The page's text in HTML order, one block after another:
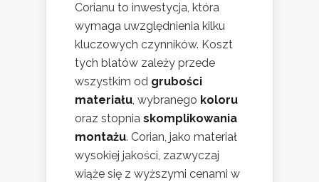
Corianu to inwestycja, która
wymaga uwzględnienia kilku
kluczowych czynników. Koszt
tych blatów zależy przede
wszystkim od grubości
materiału, wybranego koloru
oraz stopnia skomplikowania
montażu. Corian, jako materiał
wysokiej jakości, zazwyczaj
wiąże się z wyższymi cenami w